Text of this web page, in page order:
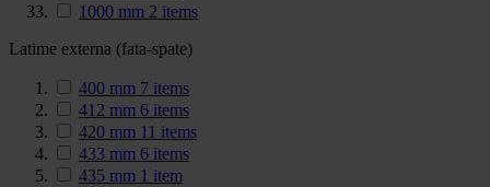
1000 mm 2 items
Latime externa (fata-spate)
400 mm 7 items
412 mm 6 items
420 mm 11 items
433 mm 6 items
435 mm 1 item